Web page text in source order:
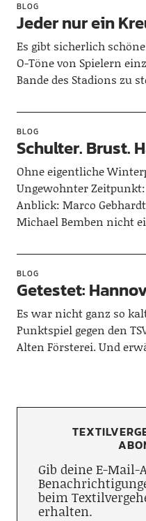
BLOG
Jeder nur ein
Es gibt sicherlich
O-Töne von Spielern
Bande des Stadions zu
BLOG
Schulter. Brust.
Ohne eigentliche
Ungewohnter
Anblick: Marco
Michael Bemben nicht
BLOG
Getestet:
Es war nicht ganz so
Punktspiel gegen den
Alten Försterei. Und
Gib deine E-Mail-
beim
erhalten.